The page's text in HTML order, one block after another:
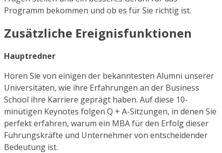
Programm bekommen und ob es für Sie richtig ist.
Zusätzliche Ereignisfunktionen
Hauptredner
Hören Sie von einigen der bekanntesten Alumni unserer
Universitäten, wie ihre Erfahrungen an der Business
School ihre Karriere geprägt haben. Auf diese 10-
minütigen Keynotes folgen Q + A-Sitzungen, in denen Sie
perfekt erfahren, warum ein MBA für den Erfolg dieser
Führungskräfte und Unternehmer von entscheidender
Bedeutung ist.